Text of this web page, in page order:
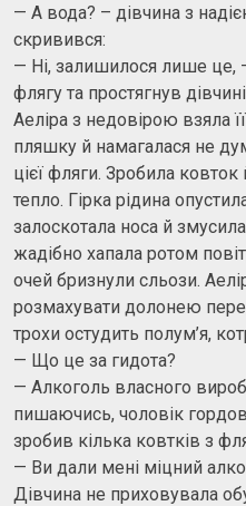
— А вода? – дівчина з
скривився:
— Ні, залишилося лише це,
флягу та простягнув
Аеліра з недовірою взяла
пляшку й намагалася не
цієї фляги. Зробила
тепло. Гірка рідина
залоскотала носа й
жадібно хапала ротом
очей бризнули сльози.
розмахувати долонею
трохи остудить полум’я,
— Що це за гидота?
— Алкоголь власного
пишаючись, чоловік
зробив кілька ковтків з
— Ви дали мені міцний
Дівчина не приховувала